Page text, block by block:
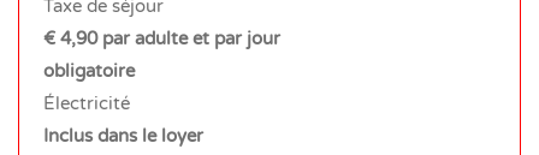
Taxe de séjour
€ 4,90 par adulte et par jour
obligatoire
Électricité
Inclus dans le loyer